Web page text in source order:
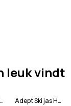
leuk vindt
Adept Ski jas Heren
Adept Ski jas Heren